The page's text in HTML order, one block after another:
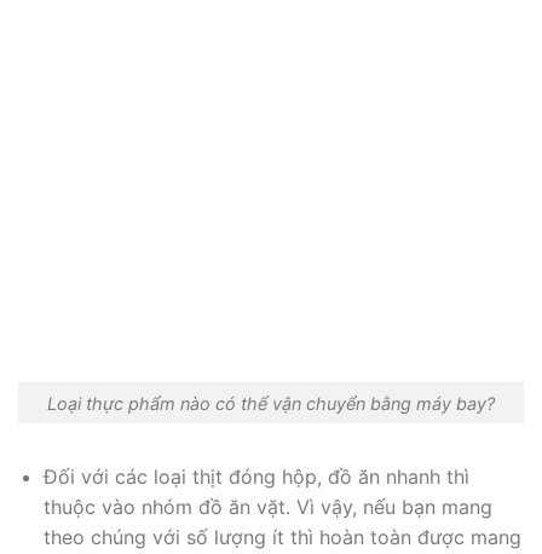
Loại thực phẩm nào có thể vận chuyển bằng máy bay?
Đối với các loại thịt đóng hộp, đồ ăn nhanh thì
thuộc vào nhóm đồ ăn vặt. Vì vậy, nếu bạn mang
theo chúng với số lượng ít thì hoàn toàn được mang